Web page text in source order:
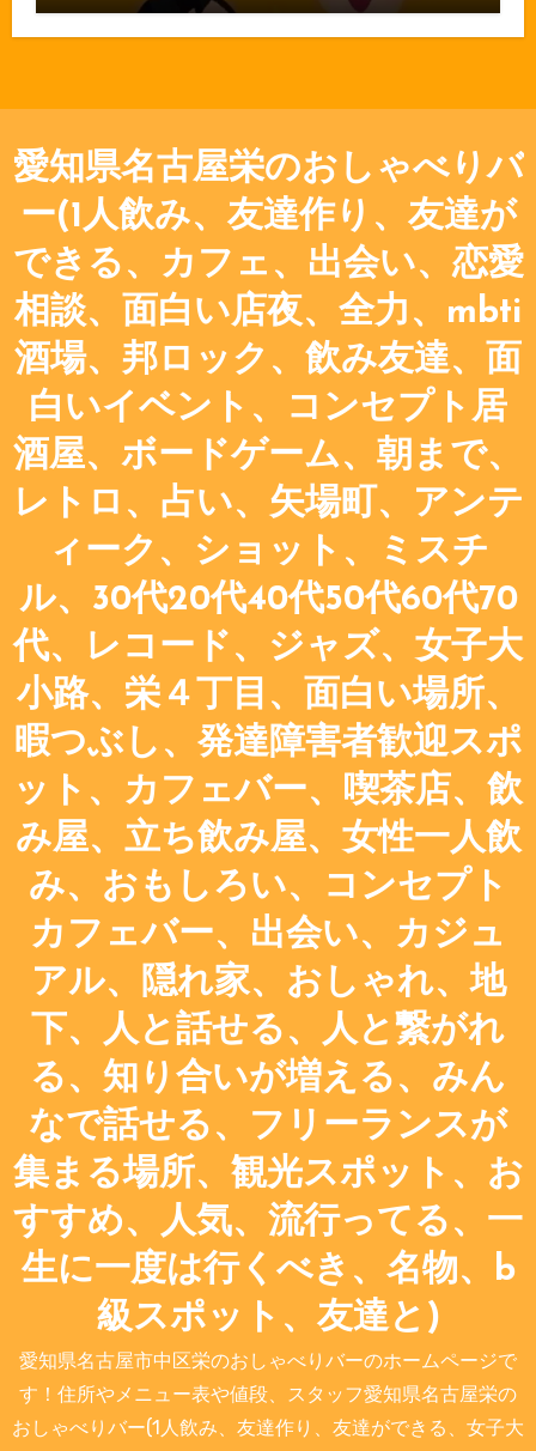
愛知県名古屋栄のおしゃべりバ
ー(1人飲み、友達作り、友達が
できる、カフェ、出会い、恋愛
相談、面白い店夜、全力、mbti
酒場、邦ロック、飲み友達、面
白いイベント、コンセプト居
酒屋、ボードゲーム、朝まで、
レトロ、占い、矢場町、アンテ
ィーク、ショット、ミスチ
ル、30代20代40代50代60代70
代、レコード、ジャズ、女子大
小路、栄４丁目、面白い場所、
暇つぶし、発達障害者歓迎スポ
ット、カフェバー、喫茶店、飲
み屋、立ち飲み屋、女性一人飲
み、おもしろい、コンセプト
カフェバー、出会い、カジュ
アル、隠れ家、おしゃれ、地
下、人と話せる、人と繋がれ
る、知り合いが増える、みん
なで話せる、フリーランスが
集まる場所、観光スポット、お
すすめ、人気、流行ってる、一
生に一度は行くべき、名物、b
級スポット、友達と)
愛知県名古屋市中区栄のおしゃべりバーのホームページで
す！住所やメニュー表や値段、スタッフ愛知県名古屋栄の
おしゃべりバー(1人飲み、友達作り、友達ができる、女子大